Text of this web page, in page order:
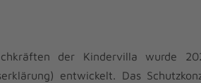
der Kindervilla wurde
entwickelt. Das